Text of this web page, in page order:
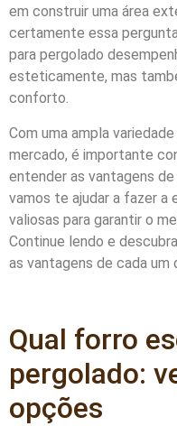
em construir uma área
certamente essa
para pergolado
esteticamente, mas
conforto.
Com uma ampla
mercado, é importante
entender as vantagens
vamos te ajudar a fazer a
valiosas para garantir o
Continue lendo e
as vantagens de cada um
Qual forro
pergolado:
opções